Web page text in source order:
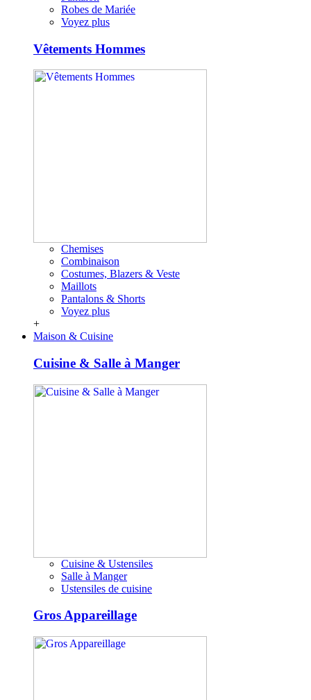
Robes de Mariée
Voyez plus
Vêtements Hommes
Chemises
Combinaison
Costumes, Blazers & Veste
Maillots
Pantalons & Shorts
Voyez plus
+
Maison & Cuisine
Cuisine & Salle à Manger
Cuisine & Ustensiles
Salle à Manger
Ustensiles de cuisine
Gros Appareillage